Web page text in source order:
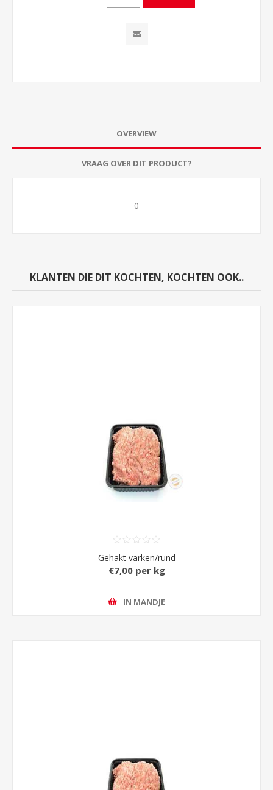
OVERVIEW
VRAAG OVER DIT PRODUCT?
0
KLANTEN DIE DIT KOCHTEN, KOCHTEN OOK..
Gehakt varken/rund
€7,00 per kg
IN MANDJE